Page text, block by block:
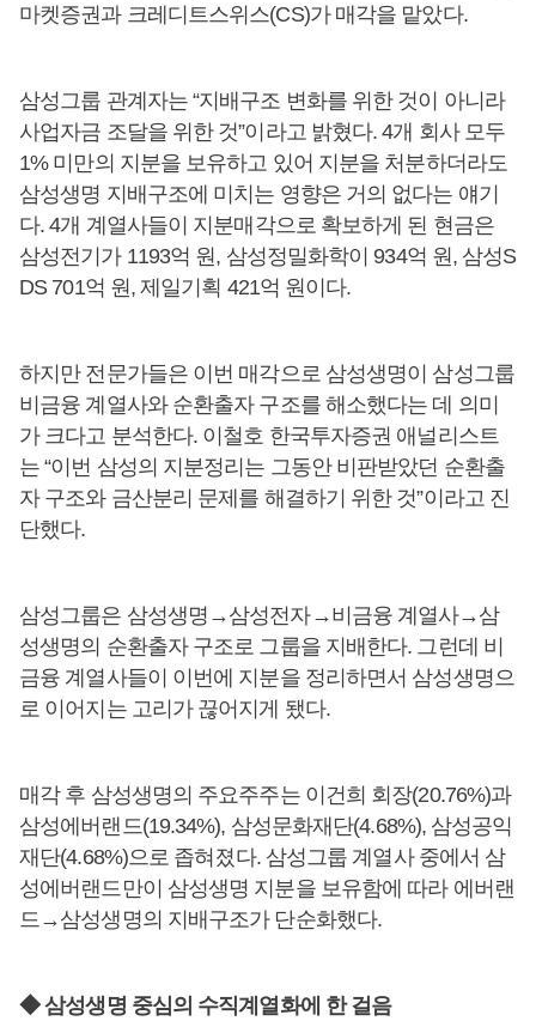
마켓증권과 크레디트스위스(CS)가 매각을 맡았다.
삼성그룹 관계자는 “지배구조 변화를 위한 것이 아니라
사업자금 조달을 위한 것”이라고 밝혔다. 4개 회사 모두
1% 미만의 지분을 보유하고 있어 지분을 처분하더라도
삼성생명 지배구조에 미치는 영향은 거의 없다는 얘기
다. 4개 계열사들이 지분매각으로 확보하게 된 현금은
삼성전기가 1193억 원, 삼성정밀화학이 934억 원, 삼성S
DS 701억 원, 제일기획 421억 원이다.
하지만 전문가들은 이번 매각으로 삼성생명이 삼성그룹
비금융 계열사와 순환출자 구조를 해소했다는 데 의미
가 크다고 분석한다. 이철호 한국투자증권 애널리스트
는 “이번 삼성의 지분정리는 그동안 비판받았던 순환출
자 구조와 금산분리 문제를 해결하기 위한 것”이라고 진
단했다.
삼성그룹은 삼성생명→삼성전자→비금융 계열사→삼
성생명의 순환출자 구조로 그룹을 지배한다. 그런데 비
금융 계열사들이 이번에 지분을 정리하면서 삼성생명으
로 이어지는 고리가 끊어지게 됐다.
매각 후 삼성생명의 주요주주는 이건희 회장(20.76%)과
삼성에버랜드(19.34%), 삼성문화재단(4.68%), 삼성공익
재단(4.68%)으로 좁혀졌다. 삼성그룹 계열사 중에서 삼
성에버랜드만이 삼성생명 지분을 보유함에 따라 에버랜
드→삼성생명의 지배구조가 단순화했다.
◆ 삼성생명 중심의 수직계열화에 한 걸음